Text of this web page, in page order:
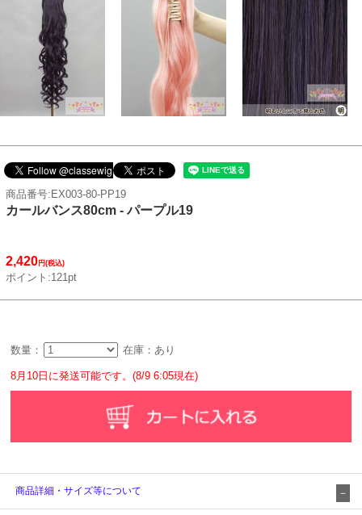
商品番号:EX003-80-PP19
カールバンス80cm - パープル19
2,420円(税込)
ポイント:121pt
数量： 在庫：あり
8月10日に発送可能です。(8/9 6:05現在)
商品詳細・サイズ等について